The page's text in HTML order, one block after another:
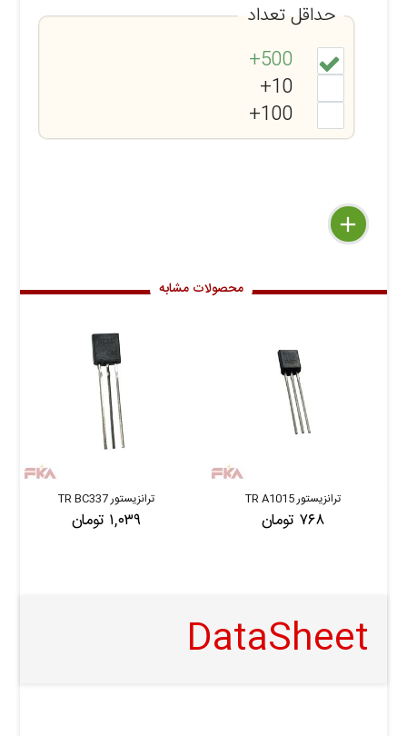
حداقل تعداد
500+
10+
100+
delete
remove
add
محصولات مشابه
ترانزیستور TR A1015
۷۶۸ تومان
ترانزیستور TR BC337
۱,۰۳۹ تومان
DataSheet